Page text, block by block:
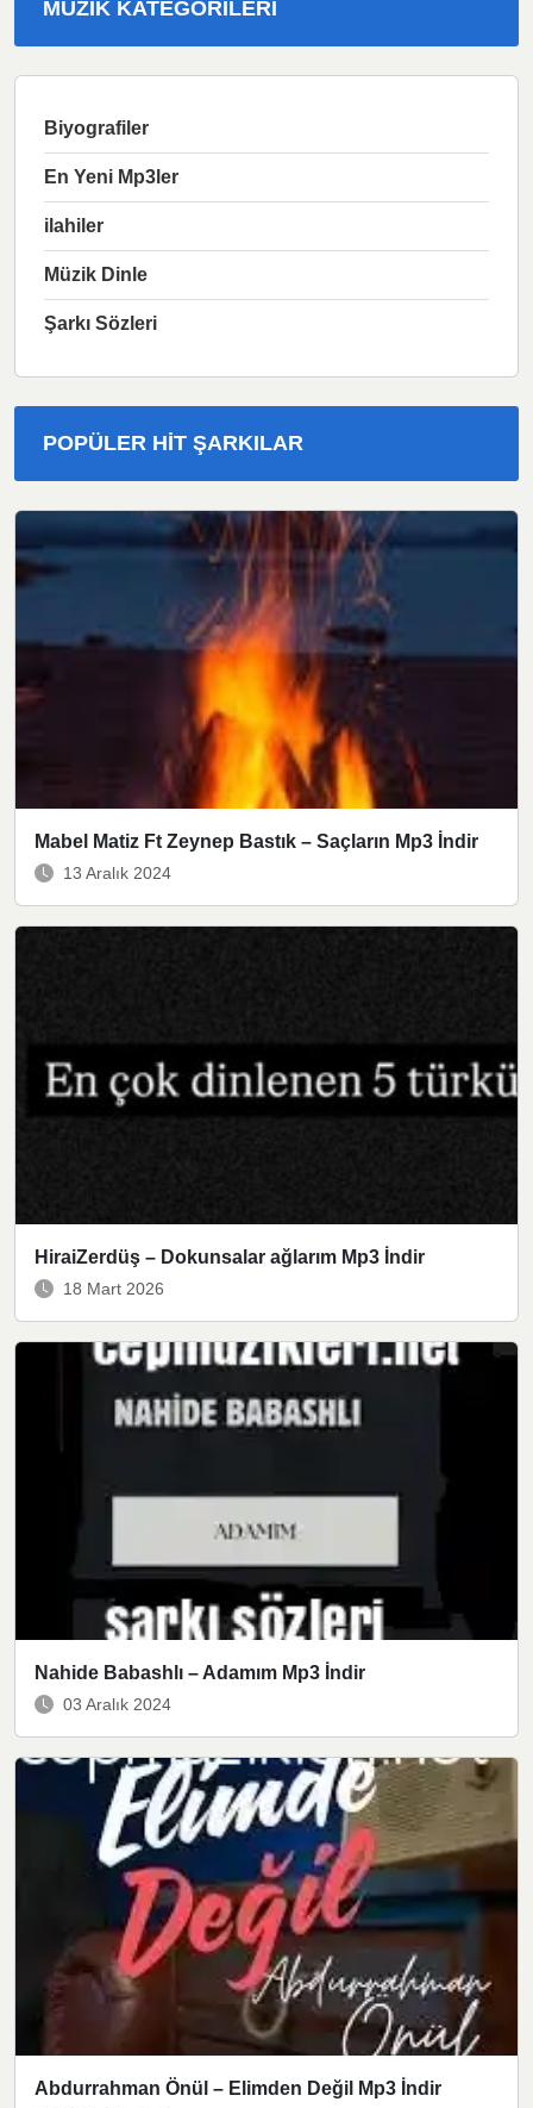
MÜZIK KATEGORILERI
Biyografiler
En Yeni Mp3ler
ilahiler
Müzik Dinle
Şarkı Sözleri
POPÜLER HIT ŞARKILAR
Mabel Matiz Ft Zeynep Bastık – Saçların Mp3 İndir
13 Aralık 2024
HiraiZerdüş – Dokunsalar ağlarım Mp3 İndir
18 Mart 2026
Nahide Babashlı – Adamım Mp3 İndir
03 Aralık 2024
Abdurrahman Önül – Elimden Değil Mp3 İndir